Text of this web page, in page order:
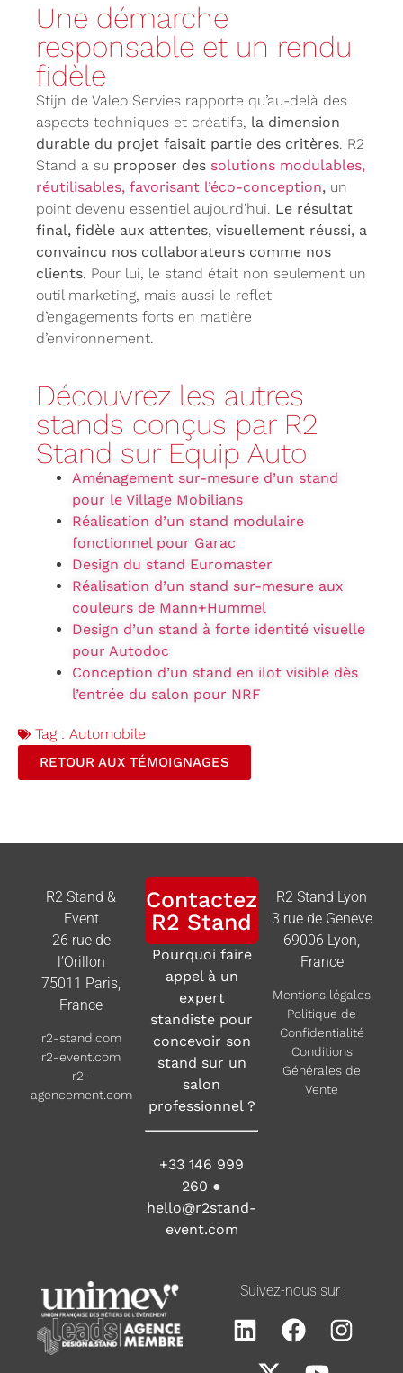
Une démarche
responsable et un rendu
fidèle
Stijn de Valeo Servies rapporte qu’au-delà des
aspects techniques et créatifs, la dimension
durable du projet faisait partie des critères. R2
Stand a su proposer des solutions modulables,
réutilisables, favorisant l’éco-conception, un
point devenu essentiel aujourd’hui. Le résultat
final, fidèle aux attentes, visuellement réussi, a
convaincu nos collaborateurs comme nos
clients. Pour lui, le stand était non seulement un
outil marketing, mais aussi le reflet
d’engagements forts en matière
d’environnement.
Découvrez les autres
stands conçus par R2
Stand sur Equip Auto
Aménagement sur-mesure d’un stand
pour le Village Mobilians
Réalisation d’un stand modulaire
fonctionnel pour Garac
Design du stand Euromaster
Réalisation d’un stand sur-mesure aux
couleurs de Mann+Hummel
Design d’un stand à forte identité visuelle
pour Autodoc
Conception d’un stand en ilot visible dès
l’entrée du salon pour NRF
Tag : Automobile
RETOUR AUX TÉMOIGNAGES
R2 Stand &
Event
26 rue de
l’Orillon
75011 Paris,
France
r2-stand.com
r2-event.com
r2-
agencement.com
Contactez
R2 Stand
Pourquoi faire
appel à un
expert
standiste pour
concevoir son
stand sur un
salon
professionnel ?
+33 146 999
260 ●
hello@r2stand-
event.com
R2 Stand Lyon
3 rue de Genève
69006 Lyon,
France
Mentions légales
Politique de
Confidentialité
Conditions
Générales de
Vente
Suivez-nous sur :